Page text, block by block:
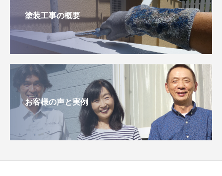
塗装工事の概要
お客様の声と実例